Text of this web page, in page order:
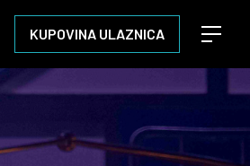
KUPOVINA ULAZNICA
Open